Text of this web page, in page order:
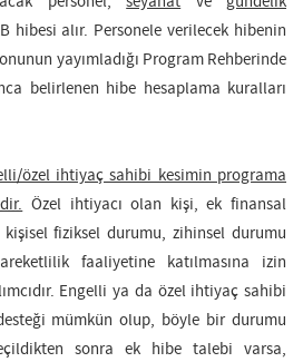
hibesi alır. Personele verilecek hibenin
yayımladığı Program Rehberinde
belirlenen hibe hesaplama kuralları
özel ihtiyaç sahibi kesimin programa
Özel ihtiyacı olan kişi, ek finansal
kişisel fiziksel durumu, zihinsel durumu
faaliyetine katılmasına izin
Engelli ya da özel ihtiyaç sahibi
mümkün olup, böyle bir durumu
sonra ek hibe talebi varsa,